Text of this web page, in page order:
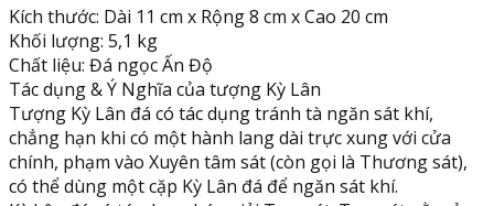
ngọc
Seperentine
-
Cao
20
cm
quantity
Kích thước: Dài 11 cm x Rộng 8 cm x Cao 20 cm
Khối lượng: 5,1 kg
Chất liệu: Đá ngọc Ấn Độ
Tác dụng & Ý Nghĩa của tượng Kỳ Lân
Tượng Kỳ Lân đá có tác dụng tránh tà ngăn sát khí,
chẳng hạn khi có một hành lang dài trực xung với cửa
chính, phạm vào Xuyên tâm sát (còn gọi là Thương sát),
có thể dùng một cặp Kỳ Lân đá để ngăn sát khí.